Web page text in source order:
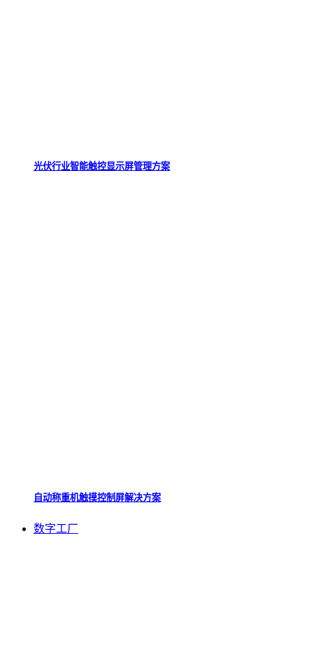
光伏行业智能触控显示屏管理方案
自动称重机触摸控制屏解决方案
数字工厂